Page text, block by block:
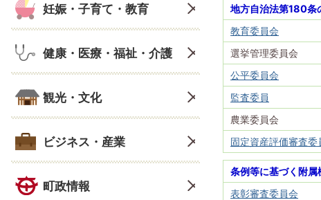
妊娠・子育て・教育
健康・医療・福祉・介護
観光・文化
ビジネス・産業
町政情報
地方自治法第180条
教育委員会
選挙管理委員会
公平委員会
監査委員
農業委員会
固定資産評価審査委
条例等に基づく附属
表彰審査委員会